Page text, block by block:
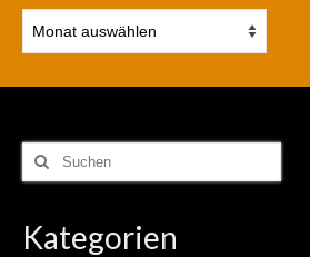
Archiv
Suchen
nach:
Kategorien